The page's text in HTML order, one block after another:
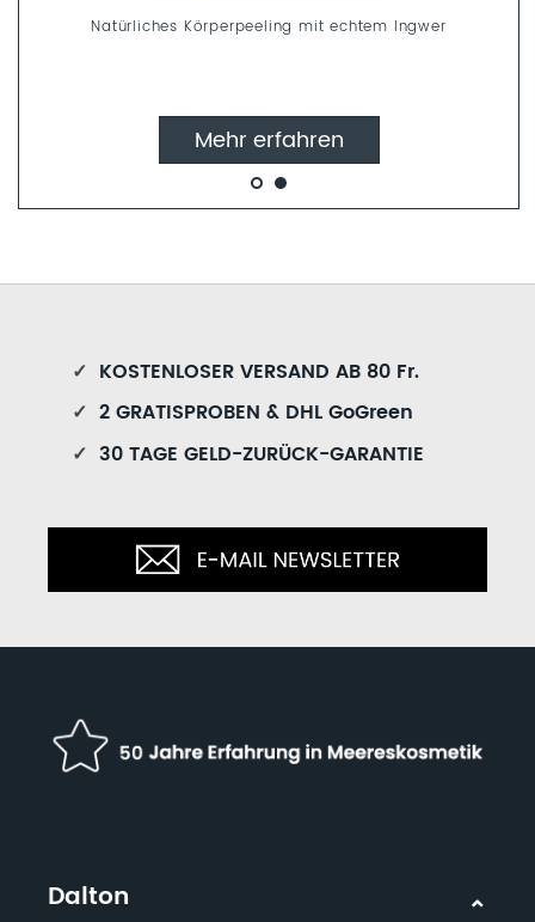
Natürliches Körperpeeling mit echtem Ingwer
Mehr erfahren
✓ KOSTENLOSER VERSAND AB 80 Fr.
✓ 2 GRATISPROBEN & DHL GoGreen
✓ 30 TAGE GELD-ZURÜCK-GARANTIE
Dalton